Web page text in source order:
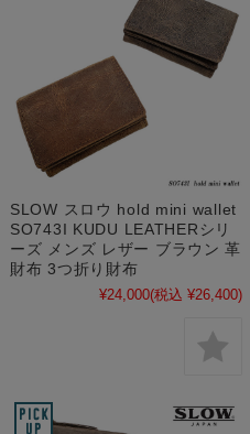
SLOW スロウ hold mini wallet
SO743I KUDU LEATHERシリ
ーズ メンズ レザー ブラウン 革
財布 3つ折り財布
¥24,000(税込 ¥26,400)